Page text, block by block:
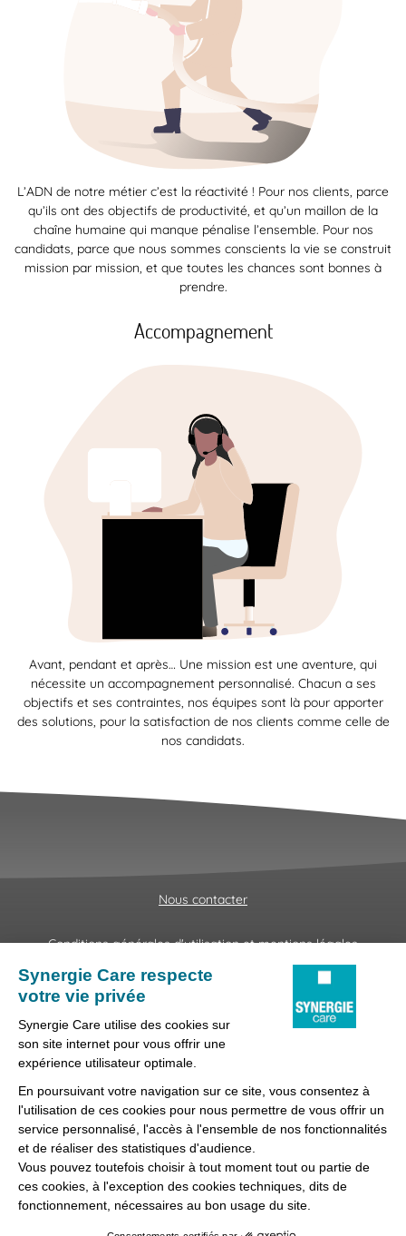
L’ADN de notre métier c’est la réactivité ! Pour nos clients, parce
qu’ils ont des objectifs de productivité, et qu’un maillon de la
chaîne humaine qui manque pénalise l’ensemble. Pour nos
candidats, parce que nous sommes conscients la vie se construit
mission par mission, et que toutes les chances sont bonnes à
prendre.
Accompagnement
Avant, pendant et après… Une mission est une aventure, qui
nécessite un accompagnement personnalisé. Chacun a ses
objectifs et ses contraintes, nos équipes sont là pour apporter
des solutions, pour la satisfaction de nos clients comme celle de
nos candidats.
Nous contacter
Conditions générales d'utilisation et mentions légales
Fraudes & Hameçonnages
Lanceur d'alertes
Préférences des cookies
Synergie Care, réseau d'agences d'emploi spécialisées dans
la délégation de personnel médical et paramédical, filiale du
groupe Synergie.